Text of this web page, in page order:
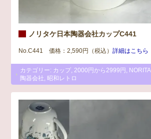
ノリタケ日本陶器会社カップC441
No.C441 価格：2,590円（税込）詳細はこちら
カテゴリー: カップ 2000円から2999円
陶器会社
昭和レトロ